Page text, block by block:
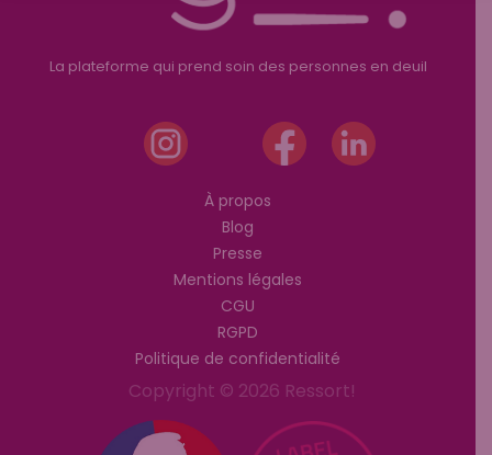
La plateforme qui prend soin des personnes en deuil
À propos
Blog
Presse
Mentions légales
CGU
RGPD
Politique de confidentialité
Copyright © 2026 Ressort!